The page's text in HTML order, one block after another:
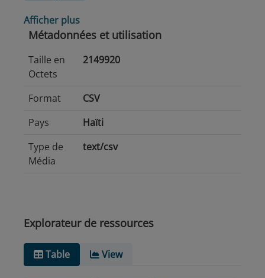
Afficher plus
Métadonnées et utilisation
Taille en
Octets
2149920
Format
CSV
Pays
Haïti
Type de
Média
text/csv
Explorateur de ressources
Table View